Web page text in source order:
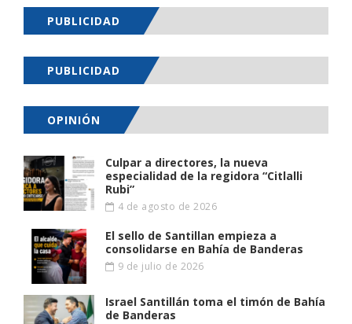
PUBLICIDAD
PUBLICIDAD
OPINIÓN
Culpar a directores, la nueva
especialidad de la regidora “Citlalli
Rubi”
4 de agosto de 2026
El sello de Santillan empieza a
consolidarse en Bahía de Banderas
9 de julio de 2026
Israel Santillán toma el timón de Bahía
de Banderas